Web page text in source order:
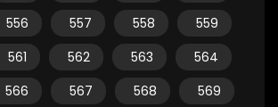
556 557 558
559
561 562 563
564
566 567 568
569